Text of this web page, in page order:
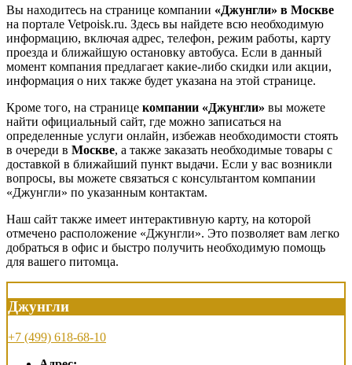
Вы находитесь на странице компании «Джунгли» в Москве
на портале Vetpoisk.ru. Здесь вы найдете всю необходимую
информацию, включая адрес, телефон, режим работы, карту
проезда и ближайшую остановку автобуса. Если в данный
момент компания предлагает какие-либо скидки или акции,
информация о них также будет указана на этой странице.
Кроме того, на странице компании «Джунгли» вы можете
найти официальный сайт, где можно записаться на
определенные услуги онлайн, избежав необходимости стоять
в очереди в Москве, а также заказать необходимые товары с
доставкой в ближайший пункт выдачи. Если у вас возникли
вопросы, вы можете связаться с консультантом компании
«Джунгли» по указанным контактам.
Наш сайт также имеет интерактивную карту, на которой
отмечено расположение «Джунгли». Это позволяет вам легко
добраться в офис и быстро получить необходимую помощь
для вашего питомца.
Джунгли
+7 (499) 618-68-10